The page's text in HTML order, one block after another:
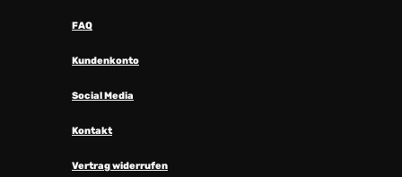
FAQ
Kundenkonto
Social Media
Kontakt
Vertrag widerrufen